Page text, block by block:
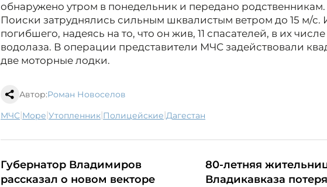
обнаружено утром в понедельник и передано родственникам.
Поиски затруднялись сильным шквалистым ветром до 15 м/с.
погибшего, надеясь на то, что он жив, 11 спасателей, в их числе
водолаза. В операции представители МЧС задействовали
две моторные лодки.
Автор:Роман Новоселов
МЧС| море| утопленник| полицейские| Дагестан
Губернатор Владимиров
рассказал о новом векторе
80-летняя
Владикавказа